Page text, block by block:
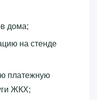
дома;
на стенде
платежную
ЖКХ;